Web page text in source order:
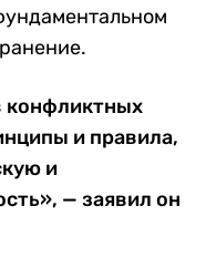
конфликтных
и правила,
и
— заявил он